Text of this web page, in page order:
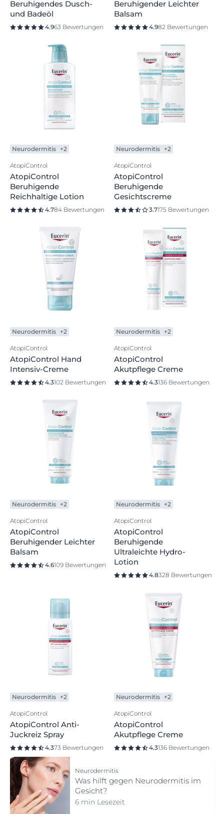
Beruhigendes Dusch-
und Badeöl
4.963 Bewertungen
Beruhigender Leichter
Balsam
4.982 Bewertungen
Neurodermitis +2
AtopiControl
AtopiControl
Beruhigende
Reichhaltige Lotion
4.784 Bewertungen
Neurodermitis +2
AtopiControl
AtopiControl
Beruhigende
Gesichtscreme
3.7175 Bewertungen
Neurodermitis +2
AtopiControl
AtopiControl Hand
Intensiv-Creme
4.3102 Bewertungen
Neurodermitis +2
AtopiControl
AtopiControl
Akutpflege Creme
4.3136 Bewertungen
Neurodermitis +2
AtopiControl
AtopiControl
Beruhigender Leichter
Balsam
4.6109 Bewertungen
Neurodermitis +2
AtopiControl
AtopiControl
Beruhigende
Ultraleichte Hydro-
Lotion
4.8328 Bewertungen
Neurodermitis +2
AtopiControl
AtopiControl Anti-
Juckreiz Spray
4.373 Bewertungen
Neurodermitis +2
AtopiControl
AtopiControl
Akutpflege Creme
4.3136 Bewertungen
Neurodermitis
Was hilft gegen Neurodermitis im
Gesicht?
6 min Lesezeit